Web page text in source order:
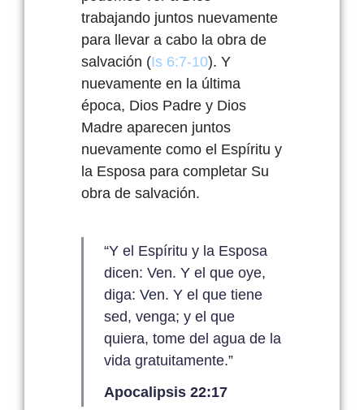
trabajando juntos nuevamente
para llevar a cabo la obra de
salvación (Is 6:7-10). Y
nuevamente en la última
época, Dios Padre y Dios
Madre aparecen juntos
nuevamente como el Espíritu y
la Esposa para completar Su
obra de salvación.
“Y el Espíritu y la Esposa
dicen: Ven. Y el que oye,
diga: Ven. Y el que tiene
sed, venga; y el que
quiera, tome del agua de la
vida gratuitamente.”
Apocalipsis 22:17